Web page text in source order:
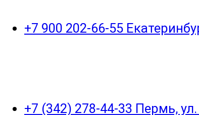
+7 900 202-66-55
+7 (342) 278-44-33 Пермь,